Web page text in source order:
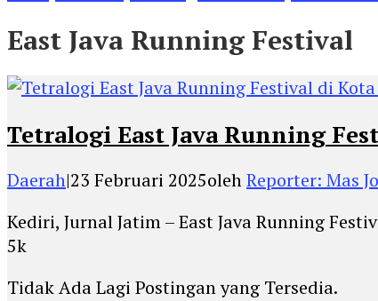
East Java Running Festival
Tetralogi East Java Running
Daerah|23 Februari 2025olehReporter: Mas
Kediri, Jurnal Jatim – East Java Running
5k
Tidak Ada Lagi Postingan yang Tersedia.